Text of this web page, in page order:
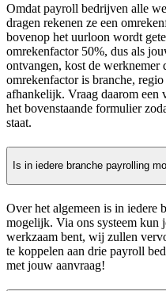
Omdat payroll bedrijven alle
dragen rekenen ze een
bovenop het uurloon wordt
omrekenfactor 50%, dus als
ontvangen, kost de
omrekenfactor is branche,
afhankelijk. Vraag daarom een
het bovenstaande formulier
staat.
Is in iedere branche payrolling
Over het algemeen is in iedere
mogelijk. Via ons systeem kun
werkzaam bent, wij zullen
te koppelen aan drie payroll
met jouw aanvraag!